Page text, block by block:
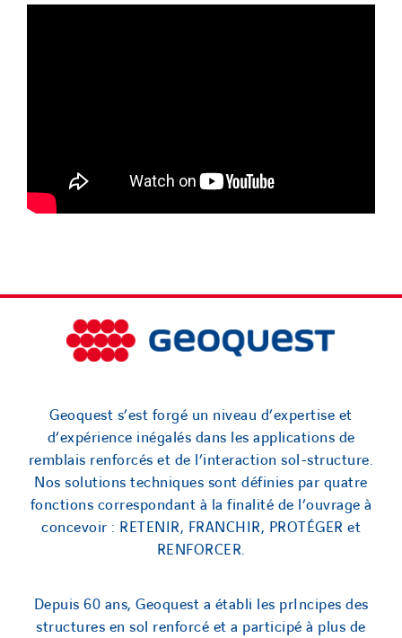
Geoquest s’est forgé un niveau d’expertise et
d’expérience inégalés dans les applications de
remblais renforcés et de l’interaction sol-structure.
Nos solutions techniques sont définies par quatre
fonctions correspondant à la finalité de l’ouvrage à
concevoir : RETENIR, FRANCHIR, PROTÉGER et
RENFORCER.
Depuis 60 ans, Geoquest a établi les prIncipes des
structures en sol renforcé et a participé à plus de